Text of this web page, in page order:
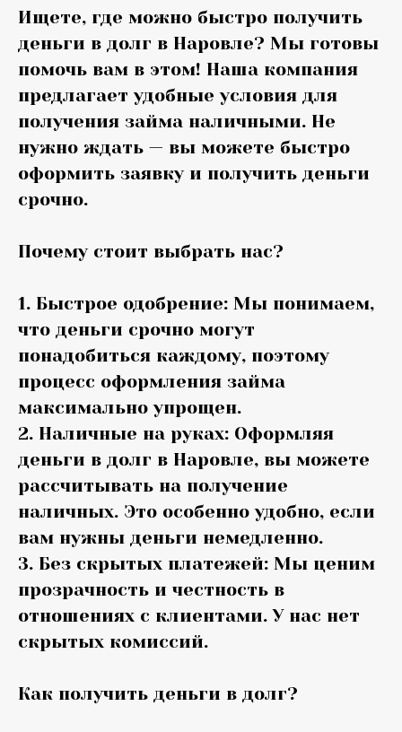
Ищете, где можно быстро получить
деньги в долг в Наровле? Мы готовы
помочь вам в этом! Наша компания
предлагает удобные условия для
получения займа наличными. Не
нужно ждать — вы можете быстро
оформить заявку и получить деньги
срочно.
Почему стоит выбрать нас?
1. Быстрое одобрение: Мы понимаем,
что деньги срочно могут
понадобиться каждому, поэтому
процесс оформления займа
максимально упрощен.
2. Наличные на руках: Оформляя
деньги в долг в Наровле, вы можете
рассчитывать на получение
наличных. Это особенно удобно, если
вам нужны деньги немедленно.
3. Без скрытых платежей: Мы ценим
прозрачность и честность в
отношениях с клиентами. У нас нет
скрытых комиссий.
Как получить деньги в долг?